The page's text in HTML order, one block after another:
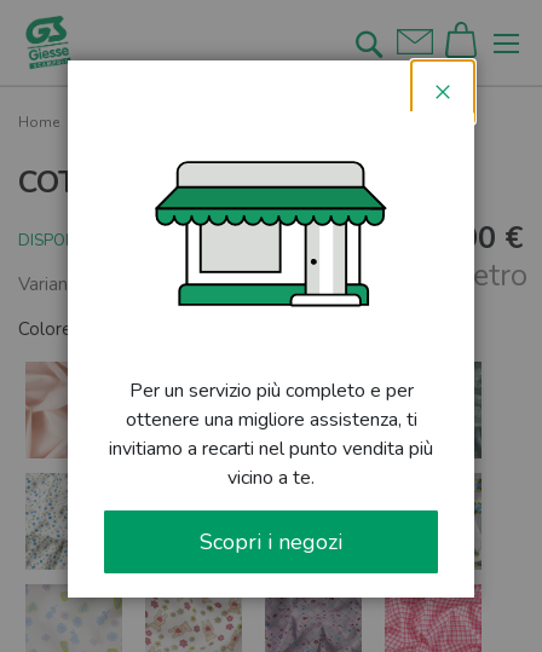
contenuto
Cerca
Home
COTONE STEF GEOMETRICO
7,00 €
DISPONIBILE
al metro
Varianti colore disponibili
Colore:
Chiudi
Per un servizio più completo e per
ottenere una migliore assistenza, ti
invitiamo a recarti nel punto vendita più
vicino a te.
Scopri i negozi